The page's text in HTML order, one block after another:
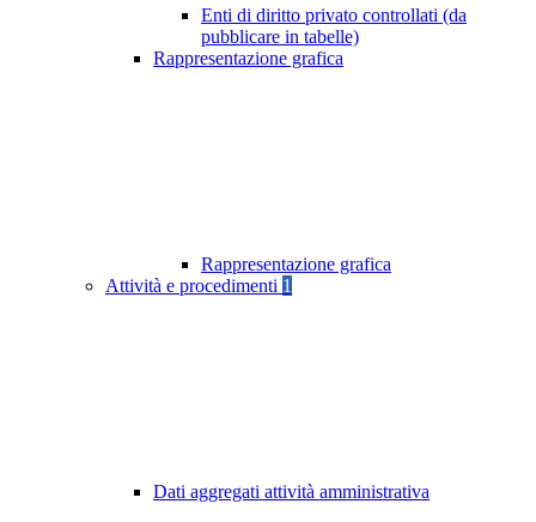
Enti di diritto privato controllati (da
pubblicare in tabelle)
Rappresentazione grafica
Rappresentazione grafica
Attività e procedimenti 1
Dati aggregati attività amministrativa